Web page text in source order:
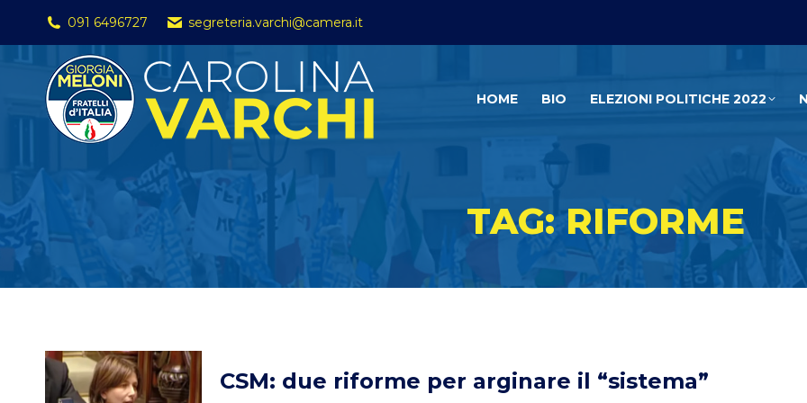
091 6496727 segreteria.varchi@camera.it
HOME BIO ELEZIONI POLITICHE 2022
TAG: RIFORME
CSM: due riforme per arginare il “sistema”